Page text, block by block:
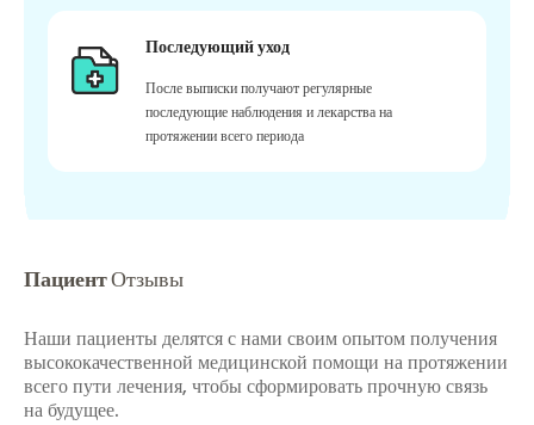
Последующий уход
После выписки получают регулярные
последующие наблюдения и лекарства на
протяжении всего периода
ПациентОтзывы
Наши пациенты делятся с нами своим опытом получения
высококачественной медицинской помощи на протяжении
всего пути лечения, чтобы сформировать прочную связь
на будущее.